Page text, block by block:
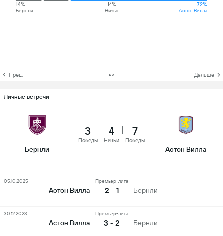
14%
Бернли
14%
Ничья
72%
Астон Вилла
Пред. Дальше
Личные встречи
Бернли
3
Победы
4
Ничьи
7
Победы
Астон Вилла
Астон Вилла
Премьер-лига
2 - 1 Бернли
05.10.2025
Астон Вилла
Премьер-лига
3 - 2 Бернли
30.12.2023